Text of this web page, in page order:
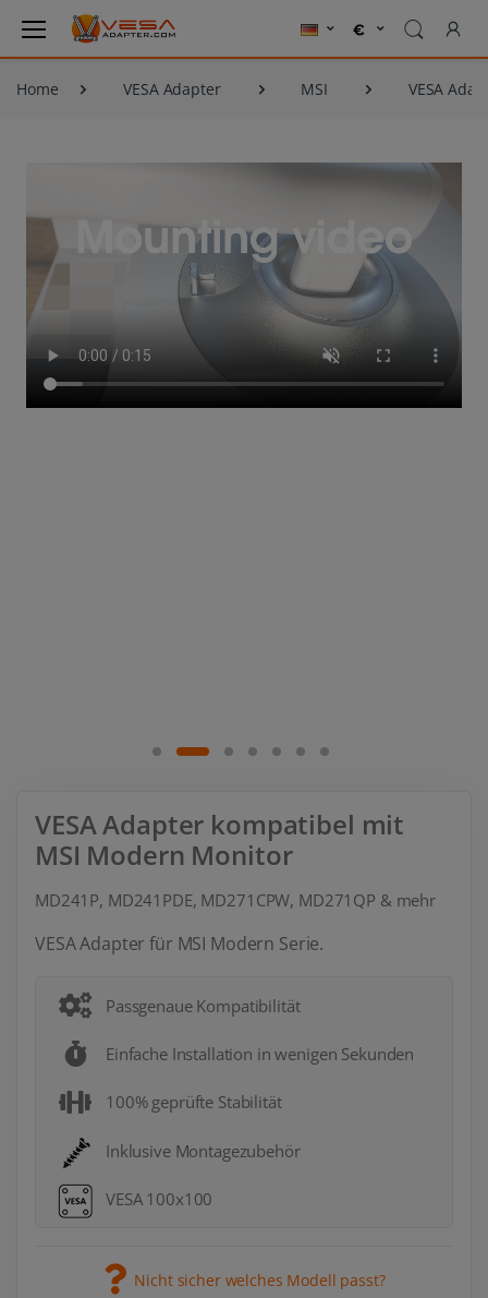
Home VESA Adapter MSI VESA
VESA Adapter kompatibel mit
MSI Modern Monitor
MD241P, MD241PDE, MD271CPW, MD271QP & mehr
VESA Adapter für MSI Modern Serie.
Passgenaue Kompatibilität
Einfache Installation in wenigen Sekunden
100% geprüfte Stabilität
Inklusive Montagezubehör
VESA 100x100
Nicht sicher welches Modell passt?